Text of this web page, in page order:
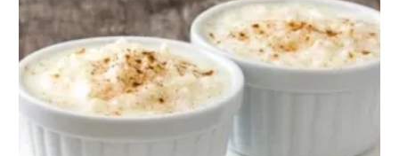
4 pers
25 Min